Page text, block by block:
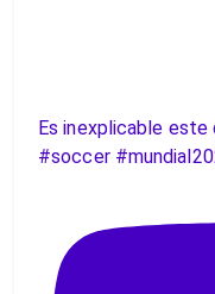
Es inexplicable
#soccer